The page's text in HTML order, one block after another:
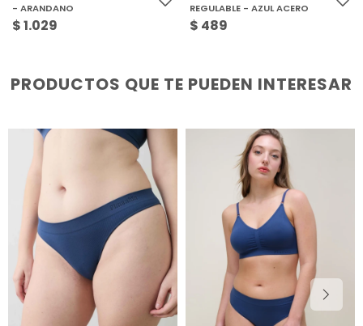
- ARANDANO
$1.029
REGULABLE - AZUL ACERO
$ 489
PRODUCTOS QUE TE PUEDEN INTERESAR